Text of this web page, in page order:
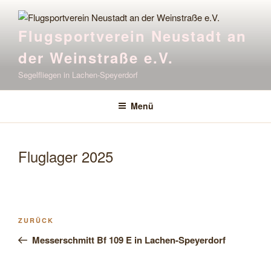
Inhalt
springenFlugsportverein Neustadt an
der Weinstraße e.V.
Segelfliegen in Lachen-Speyerdorf
Menü
Fluglager 2025
Beitragsnavigation
Vorheriger
Beitrag
ZURÜCK
Messerschmitt Bf 109 E in Lachen-Speyerdorf